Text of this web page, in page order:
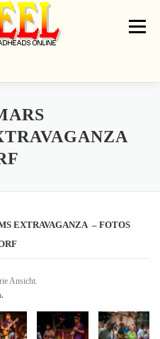
Menü
GATHERINGS
EXTRAVAGANZA – FOTOS
Ansicht.